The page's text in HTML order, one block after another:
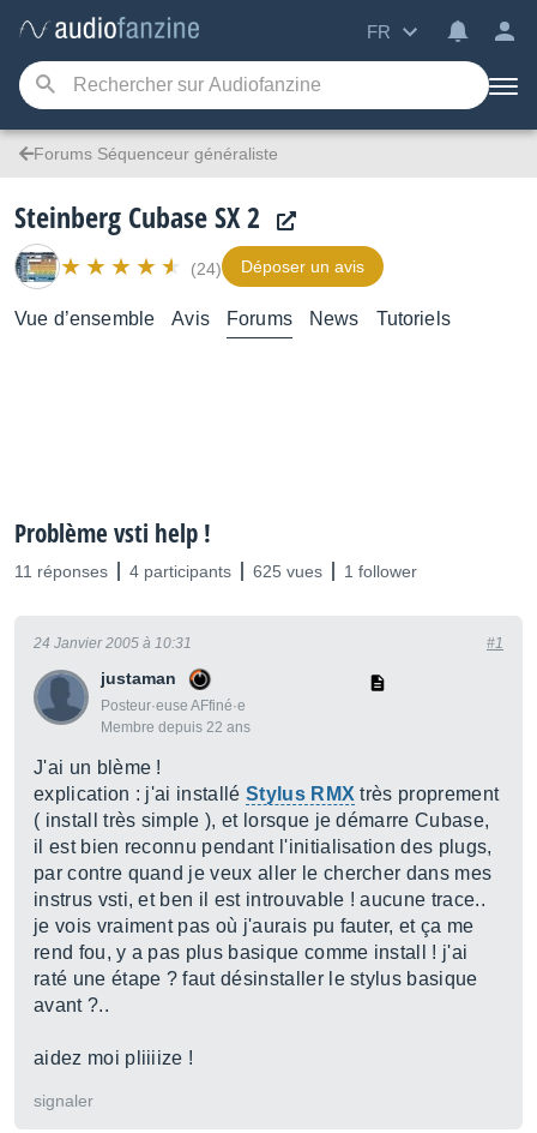
FR
Forums Séquenceur généraliste
Steinberg Cubase SX 2
(24) Déposer un avis
Vue d’ensemble Avis Forums News Tutoriels
Problème vsti help !
11 réponses 4 participants 625 vues 1 follower
justaman
Posteur·euse AFfiné·e
Membre depuis 22 ans
24 Janvier 2005 à 10:31 #1
J'ai un blème !
explication : j'ai installé Stylus RMX très proprement
( install très simple ), et lorsque je démarre Cubase,
il est bien reconnu pendant l'initialisation des plugs,
par contre quand je veux aller le chercher dans mes
instrus vsti, et ben il est introuvable ! aucune trace..
je vois vraiment pas où j'aurais pu fauter, et ça me
rend fou, y a pas plus basique comme install ! j'ai
raté une étape ? faut désinstaller le stylus basique
avant ?..
aidez moi pliiiize !
signaler